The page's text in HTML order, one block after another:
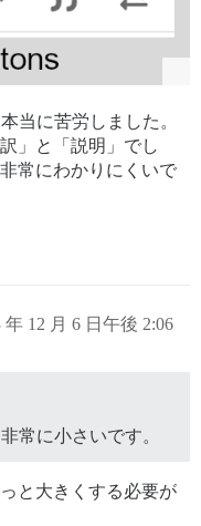
当に苦労しました。
」と「説明」でし
常にわかりにくいで
年 12 月 6 日午後 2:06
常に小さいです。
と大きくする必要が